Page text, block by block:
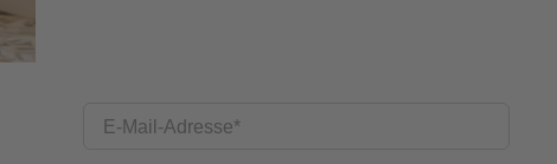
E-Mail-Adresse